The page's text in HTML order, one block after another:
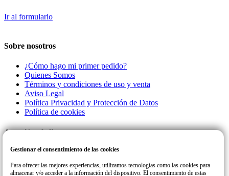
Ir al formulario
Sobre nosotros
¿Cómo hago mi primer pedido?
Quienes Somos
Términos y condiciones de uso y venta
Aviso Legal
Política Privacidad y Protección de Datos
Política de cookies
Atención al cliente
Llamanos a este número de teléfono para cualquier consulta o incidencia
Gestionar el consentimiento de las cookies
Para ofrecer las mejores experiencias, utilizamos tecnologías como las cookies para
almacenar y/o acceder a la información del dispositivo. El consentimiento de estas